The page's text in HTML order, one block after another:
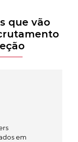
que vão
em